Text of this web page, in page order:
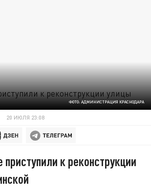
ФОТО: АДМИНИСТРАЦИЯ КРАСНОДАРА
20 ИЮЛЯ 23:08
к реконструкции